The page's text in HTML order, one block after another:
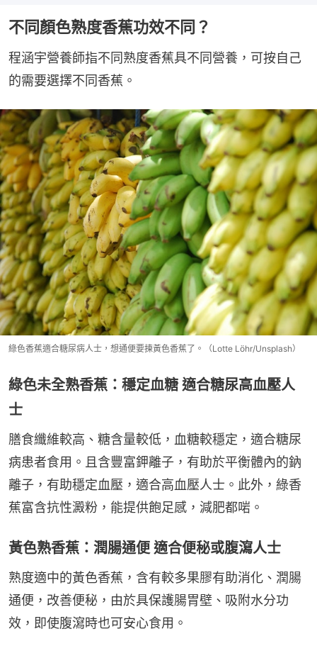
不同顏色熟度香蕉功效不同？
程涵宇營養師指不同熟度香蕉具不同營養，可按自己
的需要選擇不同香蕉。
綠色香蕉適合糖尿病人士，想通便要揀黃色香蕉了。（Lotte Löhr/Unsplash）
綠色未全熟香蕉：穩定血糖 適合糖尿高血壓人
士
膳食纖維較高、糖含量較低，血糖較穩定，適合糖尿
病患者食用。且含豐富鉀離子，有助於平衡體內的鈉
離子，有助穩定血壓，適合高血壓人士。此外，綠香
蕉富含抗性澱粉，能提供飽足感，減肥都啱。
黃色熟香蕉：潤腸通便 適合便秘或腹瀉人士
熟度適中的黃色香蕉，含有較多果膠有助消化、潤腸
通便，改善便秘，由於具保護腸胃壁、吸附水分功
效，即使腹瀉時也可安心食用。